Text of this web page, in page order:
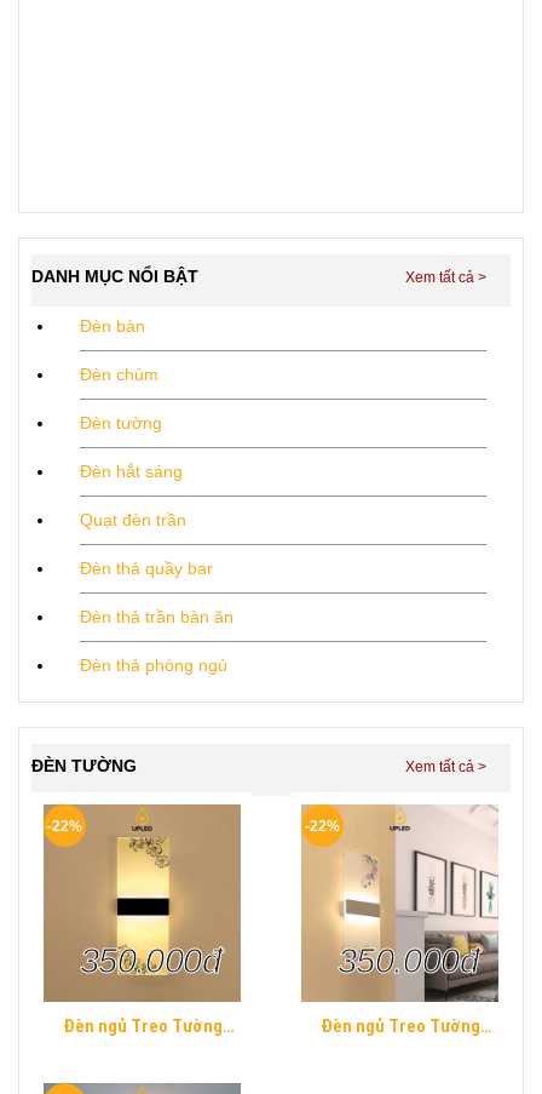
DANH MỤC NỔI BẬT
Đèn bàn
Đèn chùm
Đèn tường
Đèn hắt sáng
Quạt đèn trần
Đèn thả quầy bar
Đèn thả trần bàn ăn
Đèn thả phòng ngủ
ĐÈN TƯỜNG
Đèn ngủ Treo Tường
ngủ hình khối chữ nhật
350.000đ
-22%
Đèn ngủ Treo Tường
350.000đ
-22%